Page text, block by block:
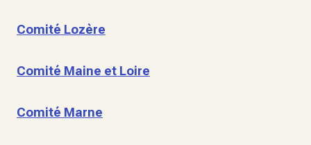
Comité Lozère
Comité Maine et Loire
Comité Marne